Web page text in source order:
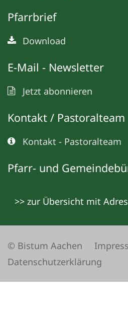
Pfarrbrief
Download
E-Mail - Newsletter
Jetzt abonnieren
Kontakt / Pastoralteam
Kontakt - Pastoralteam
Pfarr- und
>> zur Übersicht mit
© Bistum Aachen
Datenschutzerklärung